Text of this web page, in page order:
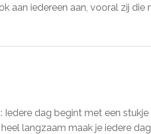
aan iedereen aan, vooral zij
: Iedere dag begint met een
langzaam maak je iedere